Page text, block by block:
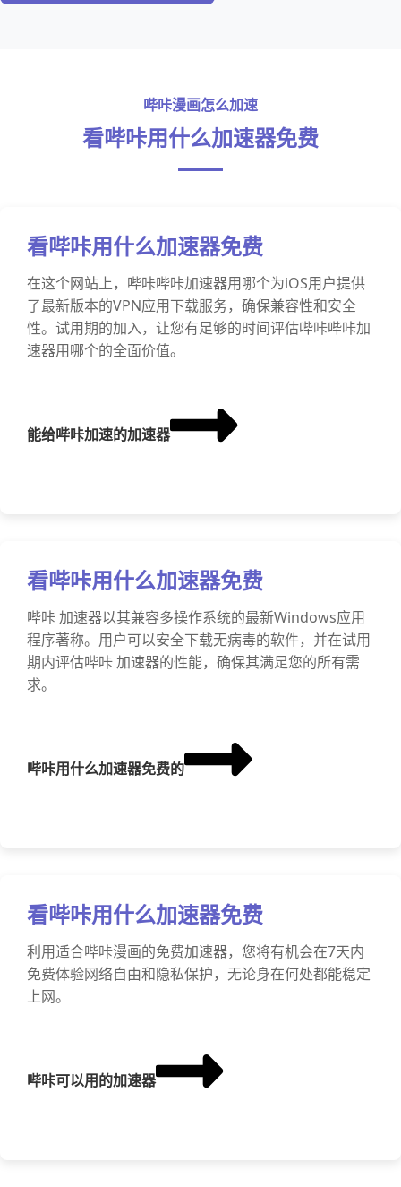
哔咔漫画怎么加速
看哔咔用什么加速器免费
看哔咔用什么加速器免费
在这个网站上，哔咔哔咔加速器用哪个为iOS用户提供
了最新版本的VPN应用下载服务，确保兼容性和安全
性。试用期的加入，让您有足够的时间评估哔咔哔咔加
速器用哪个的全面价值。
能给哔咔加速的加速器
看哔咔用什么加速器免费
哔咔 加速器以其兼容多操作系统的最新Windows应用
程序著称。用户可以安全下载无病毒的软件，并在试用
期内评估哔咔 加速器的性能，确保其满足您的所有需
求。
哔咔用什么加速器免费的
看哔咔用什么加速器免费
利用适合哔咔漫画的免费加速器，您将有机会在7天内
免费体验网络自由和隐私保护，无论身在何处都能稳定
上网。
哔咔可以用的加速器